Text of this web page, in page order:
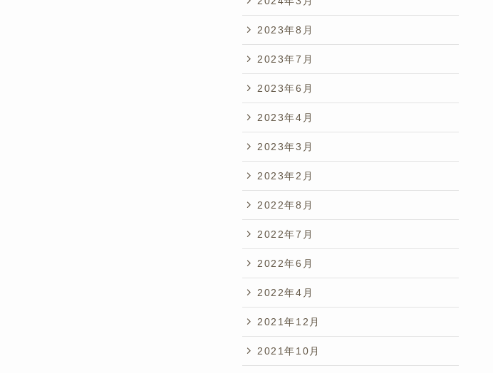
2023年8月
2023年7月
2023年6月
2023年4月
2023年3月
2023年2月
2022年8月
2022年7月
2022年6月
2022年4月
2021年12月
2021年10月